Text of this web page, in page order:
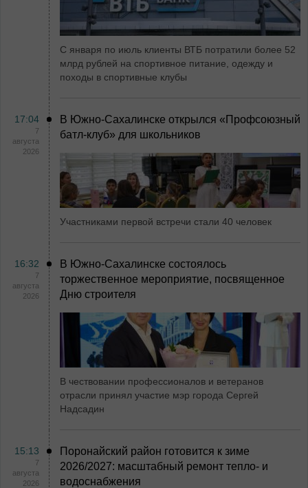
С января по июль клиенты ВТБ потратили более 52
млрд рублей на спортивное питание, одежду и
походы в спортивные клубы
17:04
7
августа
2026
В Южно-Сахалинске открылся «Профсоюзный
батл-клуб» для школьников
Участниками первой встречи стали 40 человек
16:32
7
августа
2026
В Южно-Сахалинске состоялось
торжественное мероприятие, посвященное
Дню строителя
В чествовании профессионалов и ветеранов
отрасли принял участие мэр города Сергей
Надсадин
15:13
7
августа
2026
Поронайский район готовится к зиме
2026/2027: масштабный ремонт тепло- и
водоснабжения